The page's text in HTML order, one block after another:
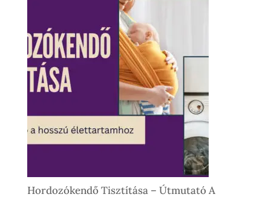
Avagy
Okos
Próba
Vásárlás
Előtt
És
Különleges
Élethelyzetekre
Hordozókendő Tisztítása – Útmutató A